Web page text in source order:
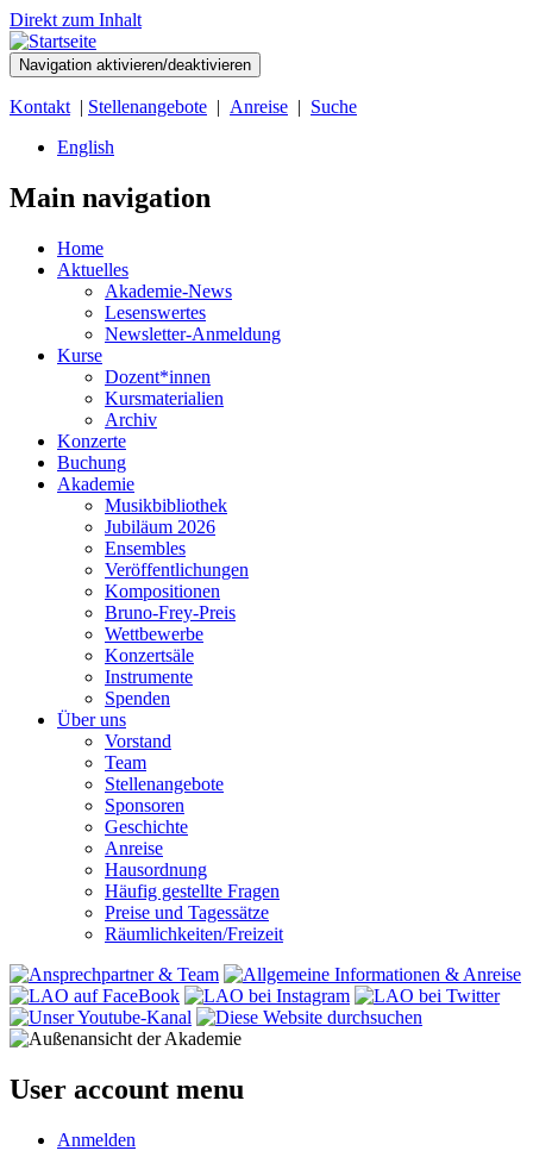
Direkt zum Inhalt
Navigation aktivieren/deaktivieren
Kontakt | Stellenangebote | Anreise | Suche
English
Main navigation
Home
Aktuelles
Akademie-News
Lesenswertes
Newsletter-Anmeldung
Kurse
Dozent*innen
Kursmaterialien
Archiv
Konzerte
Buchung
Akademie
Musikbibliothek
Jubiläum 2026
Ensembles
Veröffentlichungen
Kompositionen
Bruno-Frey-Preis
Wettbewerbe
Konzertsäle
Instrumente
Spenden
Über uns
Vorstand
Team
Stellenangebote
Sponsoren
Geschichte
Anreise
Hausordnung
Häufig gestellte Fragen
Preise und Tagessätze
Räumlichkeiten/Freizeit
User account menu
Anmelden